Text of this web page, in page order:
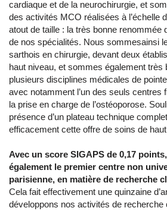
cardiaque et de la neurochirurgie, et
des activités MCO réalisées à l’échelle
atout de taille : la très bonne renommée
de nos spécialités. Nous sommesainsi
sarthois en chirurgie, devant deux
haut niveau, et sommes également très
plusieurs disciplines médicales de
avec notamment l’un des seuls centres
la prise en charge de l’ostéoporose.
présence d’un plateau technique
efficacement cette offre de soins de
Avec un score SIGAPS de 0,17
également le premier centre non
parisienne, en matière de recherche
Cela fait effectivement une quinzaine
développons nos activités de recherche